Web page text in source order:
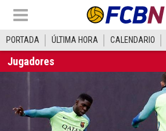
PORTADA ÚLTIMA HORA CALENDARIO
Jugadores